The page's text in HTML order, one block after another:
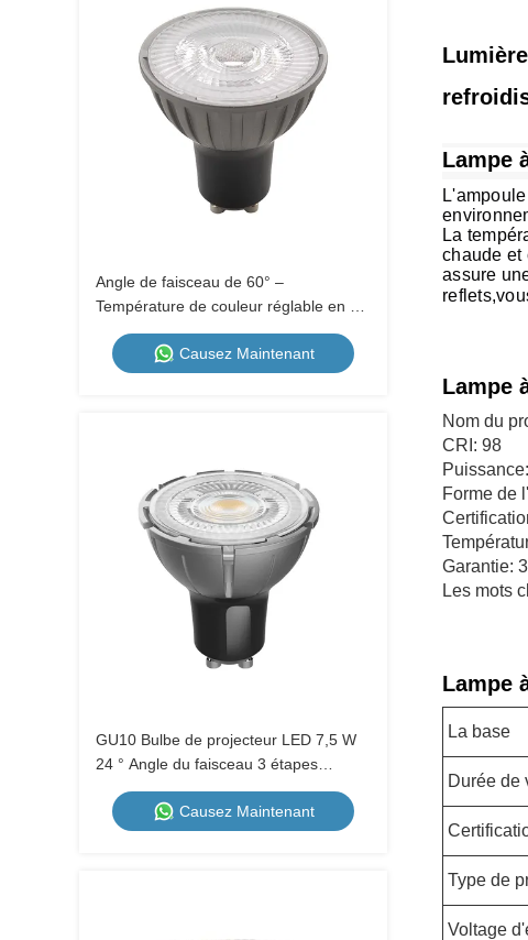
Angle de faisceau de 60° –
Température de couleur réglable en 3
étapes par interrupteur mural, coupelle
métallique GU10Causez Maintenant
GU10 Bulbe de projecteur LED 7,5 W
24 ° Angle du faisceau 3 étapes
réglable Température de couleur
1700K-2600K-5000K Commutateur
murale non atténuable
Causez Maintenant
Lampe
La
chaude et
assure
Lampe
Nom du
CRI: 98
Forme de
Garantie:
Les mots
Lampe
La base
Durée de
Type de
Voltage